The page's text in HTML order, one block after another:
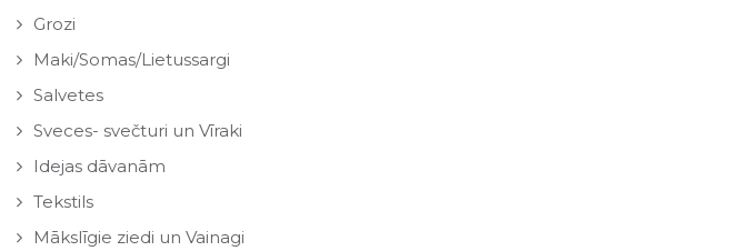
Grozi
Maki/Somas/Lietussargi
Salvetes
Sveces- svečturi un Vīraki
Idejas dāvanām
Tekstils
Mākslīgie ziedi un Vainagi